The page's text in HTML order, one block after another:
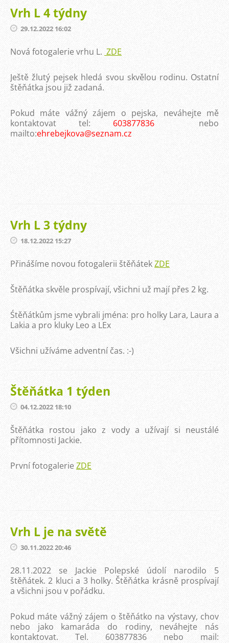
Vrh L 4 týdny
29.12.2022 16:02
Nová fotogalerie vrhu L. ZDE
Ještě žlutý pejsek hledá svou skvělou rodinu. Ostatní
štěňátka jsou již zadaná.
Pokud máte vážný zájem o pejska, neváhejte mě
kontaktovat tel: 603877836 nebo
mailto:ehrebejkova@seznam.cz
Vrh L 3 týdny
18.12.2022 15:27
Přinášíme novou fotogalerii štěňátekZDE
Štěňátka skvěle prospívají, všichni už mají přes 2 kg.
Śtěňátkům jsme vybrali jména: pro holky Lara, Laura a
Lakia a pro kluky Leo a LEx
Všichni užíváme adventní čas. :-)
Štěňátka 1 týden
04.12.2022 18:10
Štěňátka rostou jako z vody a užívají si neustálé
přítomnosti Jackie.
První fotogalerie ZDE
Vrh L je na světě
30.11.2022 20:46
28.11.2022 se Jackie Polepské údolí narodilo 5
štěňátek. 2 kluci a 3 holky. Štěňátka krásně prospívají
a všichni jsou v pořádku.
Pokud máte vážný zájem o štěňátko na výstavy, chov
nebo jako kamaráda do rodiny, neváhejte nás
kontaktovat. Tel. 603877836 nebo mail: